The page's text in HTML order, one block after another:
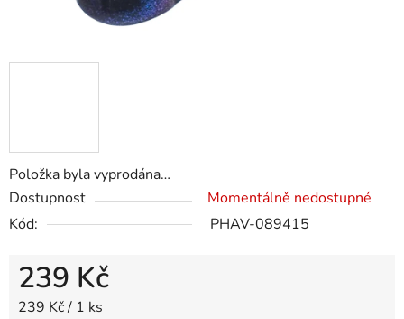
Položka byla vyprodána…
Dostupnost
Momentálně nedostupné
Kód:
PHAV-089415
239 Kč
Měrná cena:
239 Kč / 1 ks